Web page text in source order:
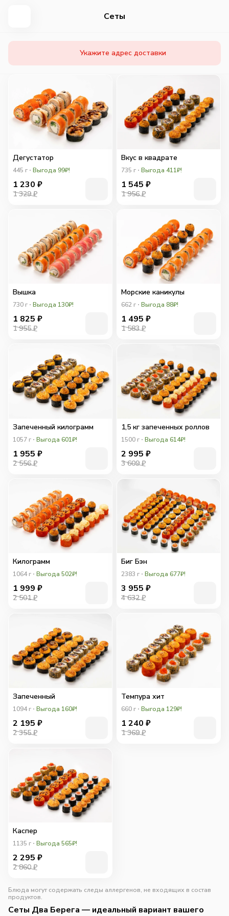
Сеты
Укажите адрес доставки
Дегустатор
445 г Выгода 99₽!
1 230 ₽
1 329 ₽
Вкус в квадрате
735 г Выгода 411₽!
1 545 ₽
1 956 ₽
Вышка
730 г Выгода 130₽!
1 825 ₽
1 955 ₽
Морские каникулы
662 г Выгода 88₽!
1 495 ₽
1 583 ₽
Запеченный килограмм
1057 г Выгода 601₽!
1 955 ₽
2 556 ₽
1,5 кг запеченных роллов
1500 г Выгода 614₽!
2 995 ₽
3 609 ₽
Килограмм
1064г Выгода 502₽!
1 999 ₽
2 501 ₽
Биг Бэн
2383 г Выгода 677₽!
3 955 ₽
4 632 ₽
Запеченный
1094г Выгода 160₽!
2 195 ₽
2 355 ₽
Темпура хит
660 г Выгода 129₽!
1 240 ₽
1 369 ₽
Каспер
1135 г Выгода 565₽!
2 295 ₽
2 860 ₽
Блюда могут содержать следы аллергенов, не входящих в состав
продуктов.
Сеты Два Берега — идеальный вариант вашего